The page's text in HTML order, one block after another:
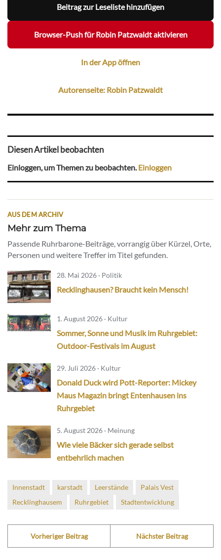
Beitrag zur Leseliste hinzufügen
Browser-Push für Robin Patzwaldt aktivieren
In der App öffnen
Autorenseite: Robin Patzwaldt
Diesen Artikel beobachten
Einloggen, um Themen zu beobachten.Einloggen
AUS DEM ARCHIV
Mehr zum Thema
Passende Ruhrbarone-Beiträge, vorrangig über Kürzel, Orte,
Personen und weitere Treffer im Titel gefunden.
28. Mai 2026 · Politik
Recklinghausen? Braucht kein Mensch!
1. August 2026 · Kultur
Sommer, Sonne und Musik im Ruhrgebiet:
Outdoor-Festivals im August
29. Juli 2026 · Kultur
Donald Duck wird Pott-Reporter: Mickey
Maus Magazin bringt Entenhausen ins
Ruhrgebiet
5. August 2026 · Meinung
Wie viele Bäcker sich gerade selbst
entbehrlich machen
Innenstadt karstadt Leerstände
Palais Vest
Recklinghausem
Ruhrgebiet Stadtentwicklung
Vorheriger Beitrag Nächster Beitrag